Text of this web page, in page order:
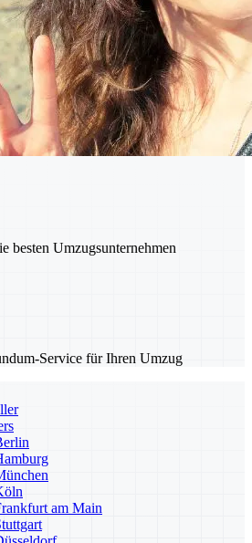
besten Umzugsunternehmen
Service für Ihren Umzug
am Main